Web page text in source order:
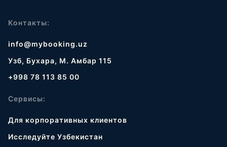
Контакты:
info@mybooking.uz
Узб, Бухара, М. Амбар 115
+998 78 113 85 00
Сервисы:
Для корпоративных клиентов
Исследуйте Узбекистан